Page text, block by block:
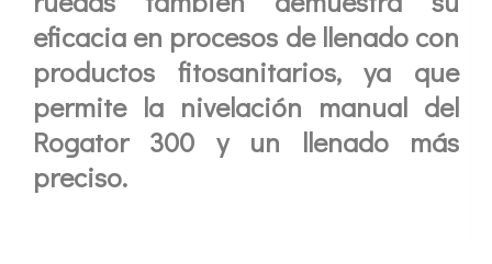
eficacia en procesos de llenado con
productos fitosanitarios, ya que
permite la nivelación manual del
Rogator 300 y un llenado más
preciso.